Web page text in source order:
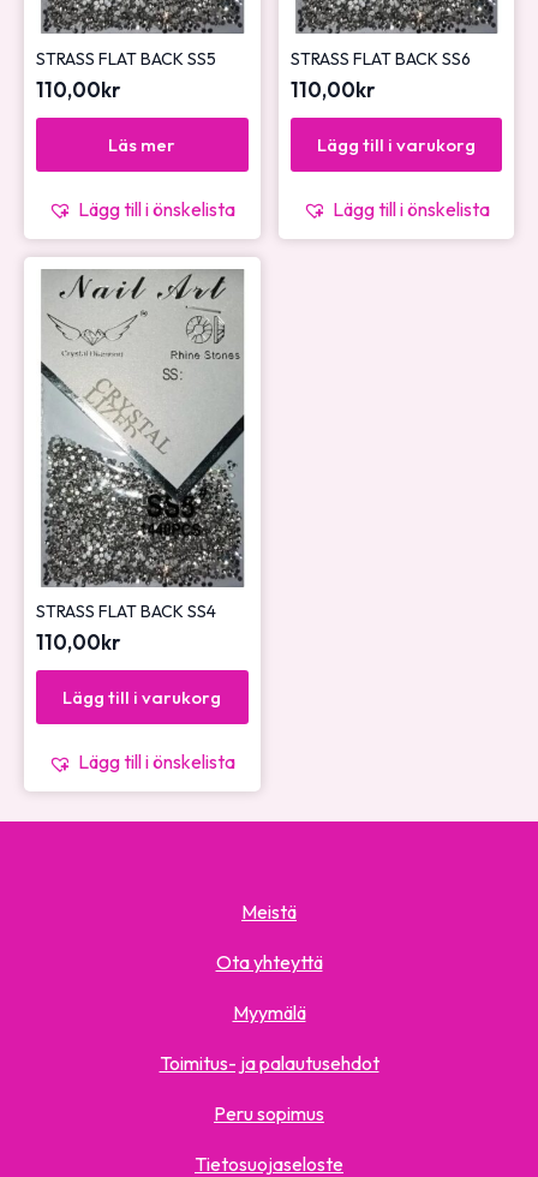
STRASS FLAT BACK SS5
110,00kr
Läs mer
Lägg till i önskelista
STRASS FLAT BACK SS6
110,00kr
Lägg till i varukorg
Lägg till i önskelista
STRASS FLAT BACK SS4
110,00kr
Lägg till i varukorg
Lägg till i önskelista
Meistä
Ota yhteyttä
Myymälä
Toimitus- ja palautusehdot
Peru sopimus
Tietosuojaseloste